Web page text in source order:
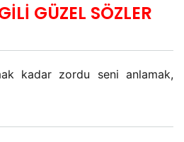
GÜZEL SÖZLER
kadar zordu seni anlamak,